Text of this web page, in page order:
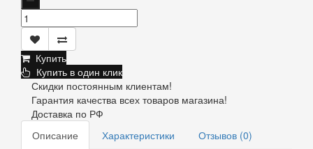
Купить
Купить в один клик
Скидки постоянным клиентам!
Гарантия качества всех товаров магазина!
Доставка по РФ
Описание
Характеристики
Отзывов (0)